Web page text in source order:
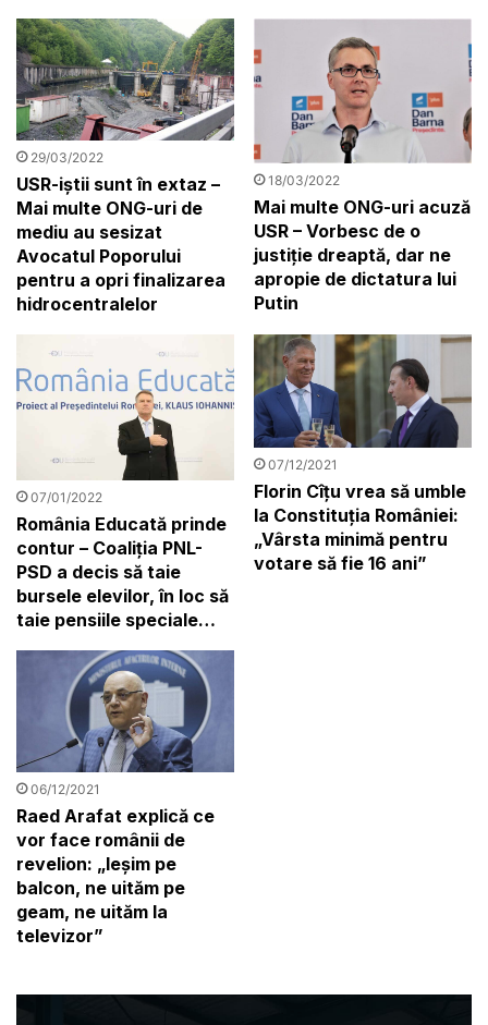
29/03/2022
USR-iștii sunt în extaz –
Mai multe ONG-uri de
mediu au sesizat
Avocatul Poporului
pentru a opri finalizarea
hidrocentralelor
18/03/2022
Mai multe ONG-uri acuză
USR – Vorbesc de o
justiție dreaptă, dar ne
apropie de dictatura lui
Putin
07/01/2022
România Educată prinde
contur – Coaliția PNL-
PSD a decis să taie
bursele elevilor, în loc să
taie pensiile speciale…
07/12/2021
Florin Cîțu vrea să umble
la Constituția României:
„Vârsta minimă pentru
votare să fie 16 ani”
06/12/2021
Raed Arafat explică ce
vor face românii de
revelion: „Ieșim pe
balcon, ne uităm pe
geam, ne uităm la
televizor”